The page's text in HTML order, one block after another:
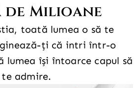
Milioane
toată lumea o să te
ți că intri într-o
lumea își întoarce capul să
te admire.